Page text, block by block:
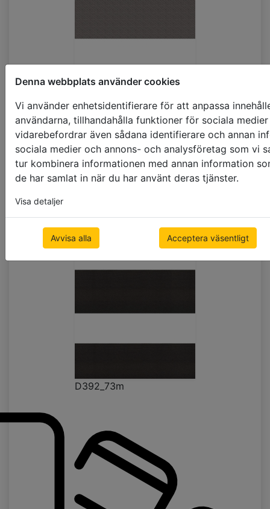
Denna webbplats använder cookies
Vi använder enhetsidentifierare för att anpassa
användarna, tillhandahålla funktioner för sociala
vidarebefordrar även sådana identifierare och annan
sociala medier och annons- och analysföretag som vi
tur kombinera informationen med annan information
de har samlat in när du har använt deras tjänster.
Visa detaljer
Avvisa alla Acceptera väsentligt
+8%
D392_73m